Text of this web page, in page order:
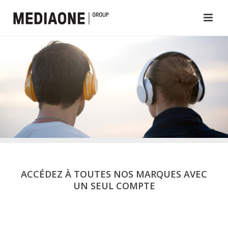
ACCÉDEZ À TOUTES NOS MARQUES AVEC
UN SEUL COMPTE